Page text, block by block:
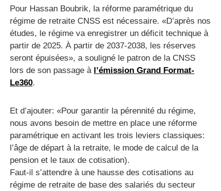
Pour Hassan Boubrik, la réforme paramétrique du
régime de retraite CNSS est nécessaire. «D’après nos
études, le régime va enregistrer un déficit technique à
partir de 2025. À partir de 2037-2038, les réserves
seront épuisées», a souligné le patron de la CNSS
lors de son passage à l’émission Grand Format-
Le360.
Et d’ajouter: «Pour garantir la pérennité du régime,
nous avons besoin de mettre en place une réforme
paramétrique en activant les trois leviers classiques:
l’âge de départ à la retraite, le mode de calcul de la
pension et le taux de cotisation).
Faut-il s’attendre à une hausse des cotisations au
régime de retraite de base des salariés du secteur